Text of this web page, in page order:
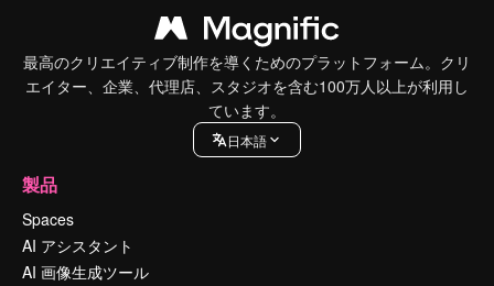
最高のクリエイティブ制作を導くためのプラットフォーム。クリ
エイター、企業、代理店、スタジオを含む100万人以上が利用し
ています。
日本語
製品
Spaces
AI アシスタント
AI 画像生成ツール